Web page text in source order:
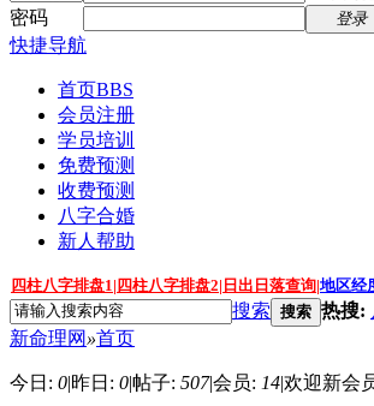
密码
登录
快捷导航
首页BBS
会员注册
学员培训
免费预测
收费预测
八字合婚
新人帮助
四柱八字排盘1 | 四柱八字排盘2| 日出日落查询|地区经
搜索 搜索 热搜:
新命理网 »首页
今日: 0|昨日: 0|帖子: 507|会员: 14|欢迎新会